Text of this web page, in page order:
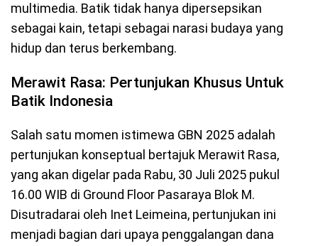
multimedia. Batik tidak hanya dipersepsikan
sebagai kain, tetapi sebagai narasi budaya yang
hidup dan terus berkembang.
Merawit Rasa: Pertunjukan Khusus Untuk
Batik Indonesia
Salah satu momen istimewa GBN 2025 adalah
pertunjukan konseptual bertajuk Merawit Rasa,
yang akan digelar pada Rabu, 30 Juli 2025 pukul
16.00 WIB di Ground Floor Pasaraya Blok M.
Disutradarai oleh Inet Leimeina, pertunjukan ini
menjadi bagian dari upaya penggalangan dana